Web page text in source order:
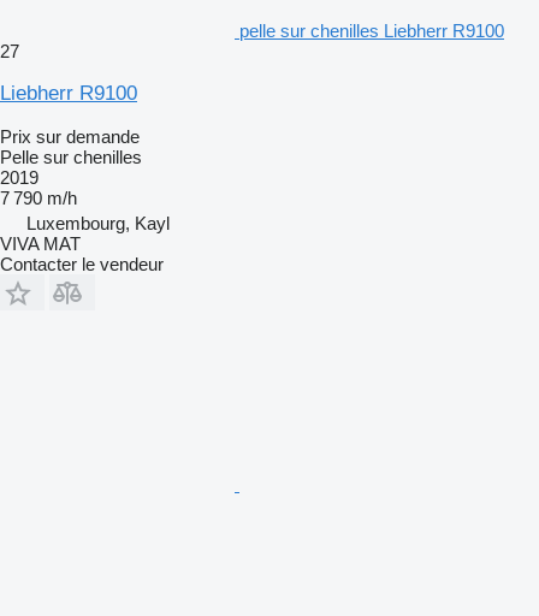
pelle sur chenilles Liebherr R9100
27
Liebherr R9100
Prix sur demande
Pelle sur chenilles
2019
7 790 m/h
Luxembourg, Kayl
VIVA MAT
Contacter le vendeur